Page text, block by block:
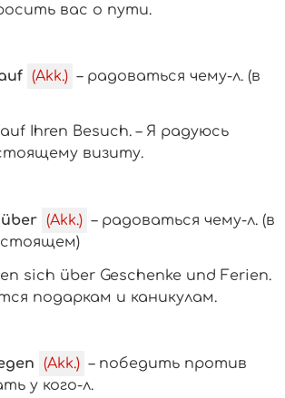
вас о пути.
(Akk.) – радоваться чему-л. (в
Ihren Besuch. – Я радуюсь
визиту.
(Akk.) – радоваться чему-л. (в
sich über Geschenke und Ferien.
подаркам и каникулам.
(Akk.) – победить против
у кого-л.